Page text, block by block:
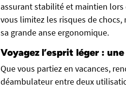
assurant stabilité et maintien
vous limitez les risques de
sa grande anse ergonomique.
Voyagez l’esprit léger :
Que vous partiez en vacances,
déambulateur entre deux